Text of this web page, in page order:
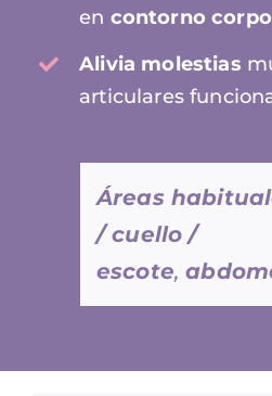
en contorno
Alivia molestias
articulares
Áreas
/ cuello /
escote,